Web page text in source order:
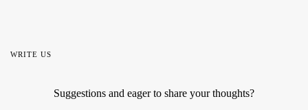
WRITE US
Suggestions and eager to share your thoughts?